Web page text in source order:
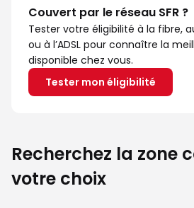
Couvert par le réseau SFR ?
Tester votre éligibilité à la fibre,
ou à l’ADSL pour connaître la
disponible chez vous.
Tester mon éligibilité
Recherchez la zone
votre choix